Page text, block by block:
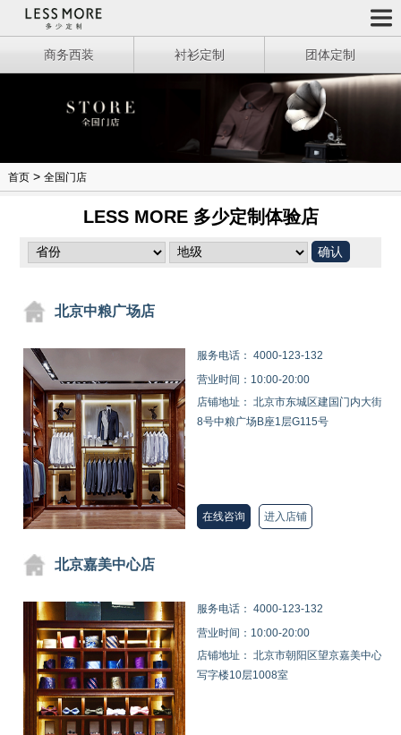
商务西装 衬衫定制 团体定制
首页> 全国门店
LESS MORE 多少定制体验店
北京中粮广场店
服务电话： 4000-123-132
营业时间：10:00-20:00
店铺地址： 北京市东城区建国门内大街
8号中粮广场B座1层G115号
在线咨询 进入店铺
北京嘉美中心店
服务电话： 4000-123-132
营业时间：10:00-20:00
店铺地址： 北京市朝阳区望京嘉美中心
写字楼10层1008室